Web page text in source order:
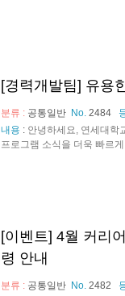
[경력개발팀] 유용
분류 : 공통일반 No. 2484
내용 : 안녕하세요, 연세대학
프로그램 소식을 더욱 빠르
[이벤트] 4월 커리
령 안내
분류 : 공통일반 No. 2482